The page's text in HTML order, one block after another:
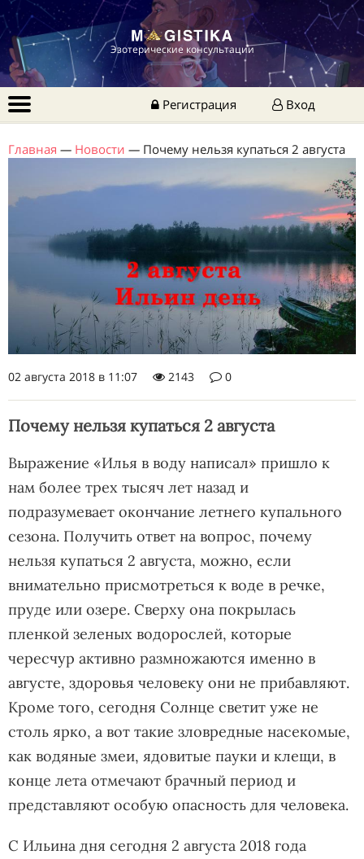
Эзотерические консультации
Регистрация Вход
Главная — Новости — Почему нельзя купаться 2 августа
02 августа 2018 в 11:07 2143 0
Почему нельзя купаться 2 августа
Выражение «Илья в воду написал» пришло к
нам более трех тысяч лет назад и
подразумевает окончание летнего купального
сезона. Получить ответ на вопрос, почему
нельзя купаться 2 августа, можно, если
внимательно присмотреться к воде в речке,
пруде или озере. Сверху она покрылась
пленкой зеленых водорослей, которые
чересчур активно размножаются именно в
августе, здоровья человеку они не прибавляют.
Кроме того, сегодня Солнце светит уже не
столь ярко, а вот такие зловредные насекомые,
как водяные змеи, ядовитые пауки и клещи, в
конце лета отмечают брачный период и
представляют особую опасность для человека.
С Ильина дня сегодня 2 августа 2018 года